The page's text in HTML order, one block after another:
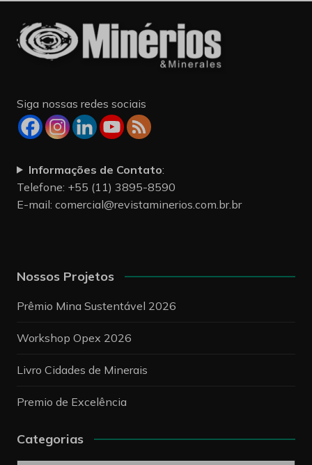
Siga nossas redes sociais
Informações de Contato:
Telefone: +55 (11) 3895-8590
E-mail: comercial@revistaminerios.com.br.br
Nossos Projetos
Prêmio Mina Sustentável 2026
Workshop Opex 2026
Livro Cidades de Minerais
Premio de Excelência
Categorias